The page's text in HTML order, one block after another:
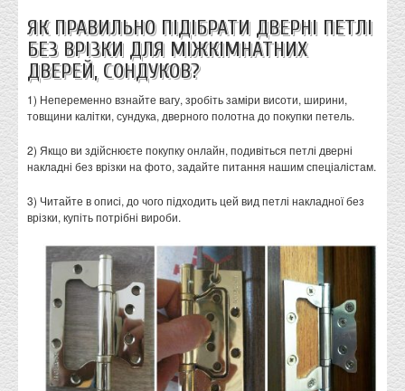
ЯК ПРАВИЛЬНО ПІДІБРАТИ ДВЕРНІ ПЕТЛІ
БЕЗ ВРІЗКИ ДЛЯ МІЖКІМНАТНИХ
ДВЕРЕЙ, СОНДУКОВ?
1) Непеременно взнайте вагу, зробіть заміри висоти, ширини,
товщини калітки, сундука, дверного полотна до покупки петель.
2) Якщо ви здійснюєте покупку онлайн, подивіться петлі дверні
накладні без врізки на фото, задайте питання нашим спеціалістам.
3) Читайте в описі, до чого підходить цей вид петлі накладної без
врізки, купіть потрібні вироби.